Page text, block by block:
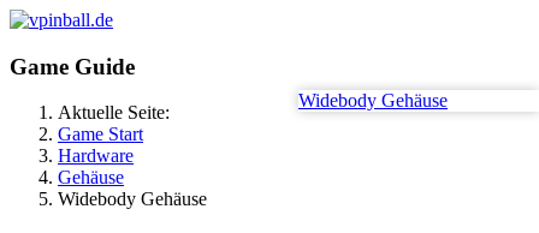
Game Guide
Aktuelle Seite:
Game Start
Hardware
Gehäuse
Widebody Gehäuse
Widebody Gehäuse